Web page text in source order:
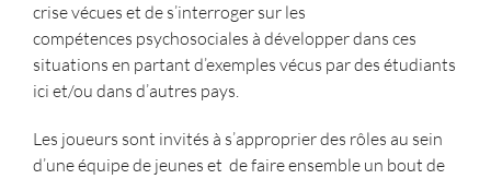
crise vécues et de s’interroger sur les
compétences psychosociales à développer dans ces
situations en partant d’exemples vécus par des étudiants
ici et/ou dans d’autres pays.
Les joueurs sont invités à s’approprier des rôles au sein
d’une équipe de jeunes et de faire ensemble un bout de